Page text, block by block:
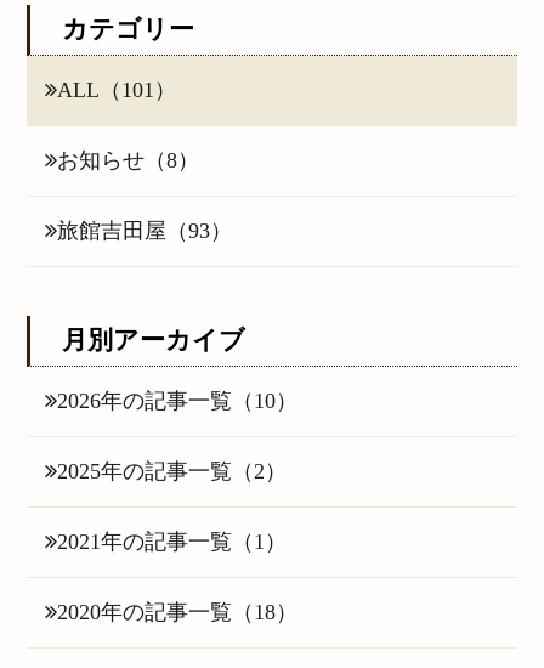
カテゴリー
ALL（101）
お知らせ（8）
旅館吉田屋（93）
月別アーカイブ
2026年の記事一覧（10）
2025年の記事一覧（2）
2021年の記事一覧（1）
2020年の記事一覧（18）